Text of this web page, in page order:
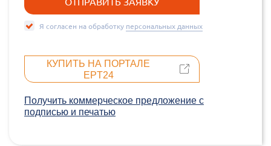
Я согласен на обработку персональных данных
КУПИТЬ НА ПОРТАЛЕ
EPT24
Получить коммерческое предложение c
подписью и печатью